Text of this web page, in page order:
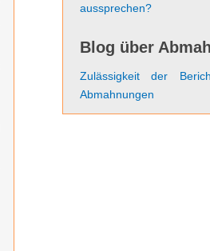
aussprechen?
Blog über
Zulässigkeit der
Abmahnungen